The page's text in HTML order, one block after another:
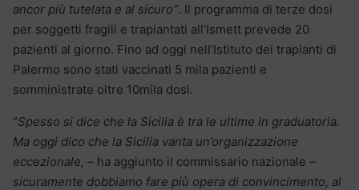
ancor più tutelata e al sicuro”. Il programma di terze dosi
per soggetti fragili e trapiantati all’Ismett prevede 20
pazienti al giorno. Fino ad oggi nell’Istituto dei trapianti di
Palermo sono stati vaccinati 5 mila pazienti e
somministrate oltre 10mila dosi.
“Spesso si dice che la Sicilia è tra le ultime in graduatoria.
Ma oggi dico che la Sicilia vanta un’organizzazione
eccezionale, – ha aggiunto il commissario nazionale –
sicuramente dobbiamo fare più opera di convincimento, al